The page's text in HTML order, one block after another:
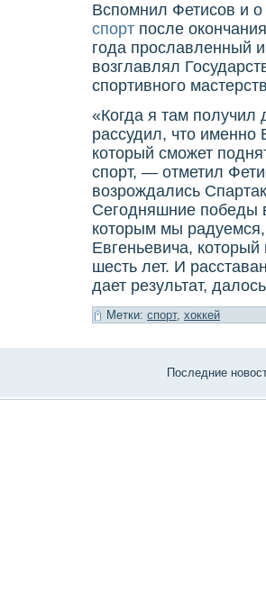
Вспомнил Фетисов и о
спорт после
года прославленный
возглавлял
спортивного
«Когда я там получил
рассудил, что именно
который сможет
спорт, — отметил
возрождались
Сегодняшние победы
которым мы
Евгеньевича,
шесть лет. И
дает результат,
Метки: спорт, хоккей
Последние